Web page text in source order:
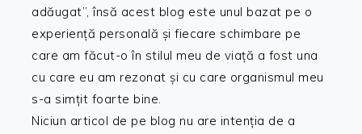
adăugat”, însă acest blog este unul bazat pe o
experiență personală și fiecare schimbare pe
care am făcut-o în stilul meu de viață a fost una
cu care eu am rezonat și cu care organismul meu
s-a simțit foarte bine.
Niciun articol de pe blog nu are intenția de a